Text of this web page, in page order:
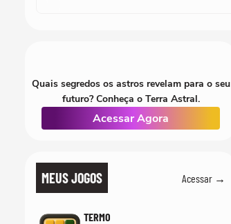
MEUS JOGOS Acessar →
TERMO
Quais segredos os astros revelam para o seu
futuro? Conheça o Terra Astral.
Acessar Agora